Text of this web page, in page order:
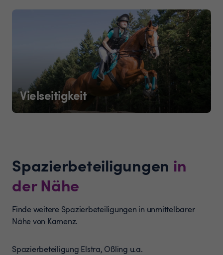
Vielseitigkeit
Spazierbeteiligungen in
der Nähe
Finde weitere Spazierbeteiligungen in unmittelbarer
Nähe von Kamenz.
Spazierbeteiligung Elstra, Oßling u.a.